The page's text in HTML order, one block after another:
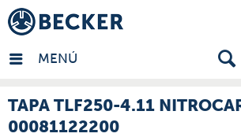
MENÚ
- ES
TAPA TLF250-4.11
00081122200